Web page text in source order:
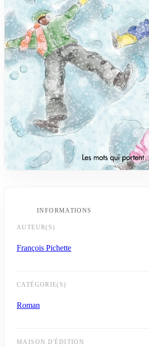
INFORMATIONS
AUTEUR(S)
François Pichette
CATÉGORIE(S)
Roman
MAISON D'ÉDITION